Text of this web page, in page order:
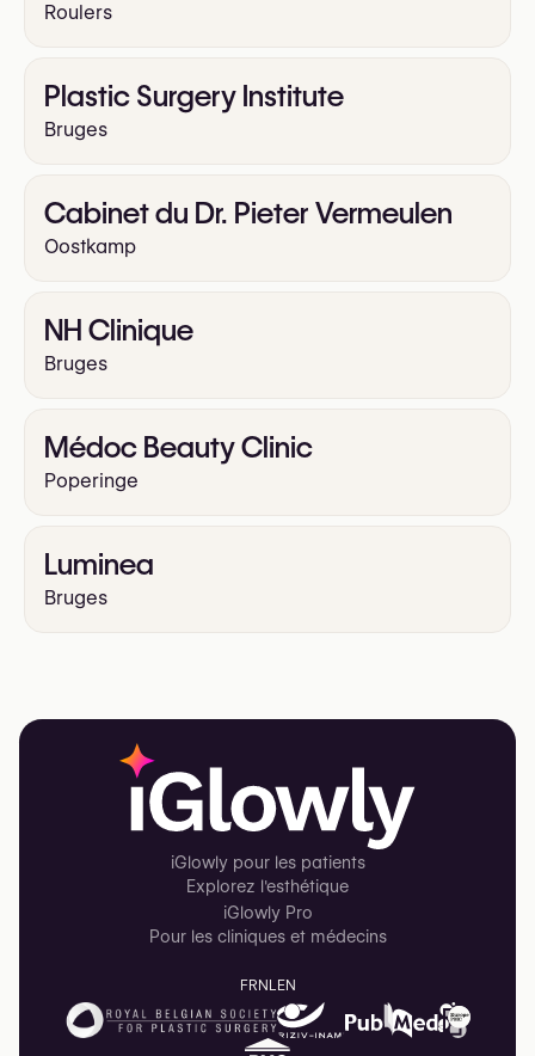
Roulers
Plastic Surgery Institute
Bruges
Cabinet du Dr. Pieter Vermeulen
Oostkamp
NH Clinique
Bruges
Médoc Beauty Clinic
Poperinge
Luminea
Bruges
iGlowly pour les patients
Explorez l'esthétique
iGlowly Pro
Pour les cliniques et médecins
FRNLEN